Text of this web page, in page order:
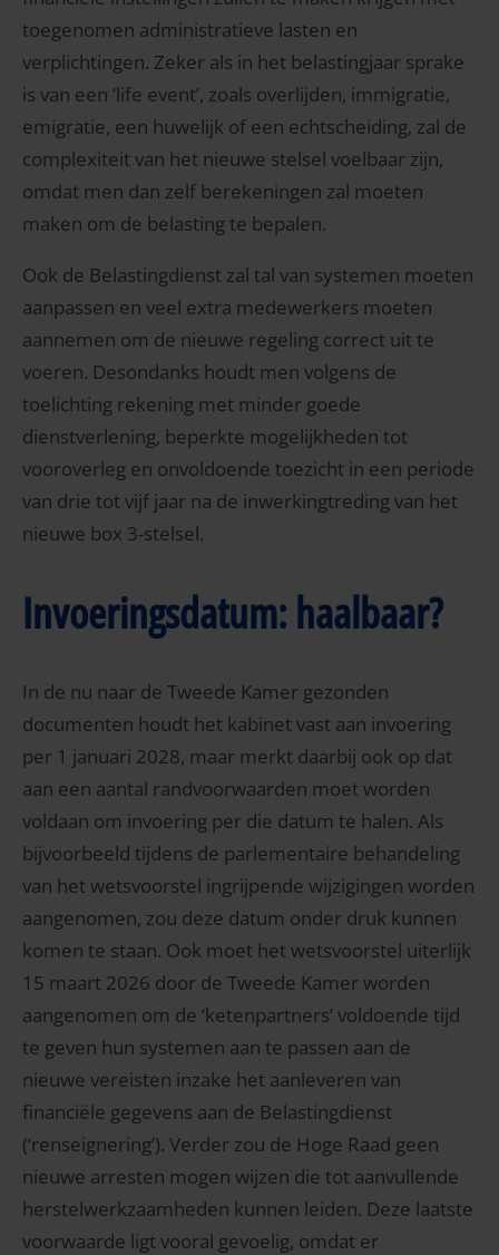
toegenomen administratieve lasten en
verplichtingen. Zeker als in het belastingjaar sprake
is van een ‘life event’, zoals overlijden, immigratie,
emigratie, een huwelijk of een echtscheiding, zal de
complexiteit van het nieuwe stelsel voelbaar zijn,
omdat men dan zelf berekeningen zal moeten
maken om de belasting te bepalen.
Ook de Belastingdienst zal tal van systemen moeten
aanpassen en veel extra medewerkers moeten
aannemen om de nieuwe regeling correct uit te
voeren. Desondanks houdt men volgens de
toelichting rekening met minder goede
dienstverlening, beperkte mogelijkheden tot
vooroverleg en onvoldoende toezicht in een periode
van drie tot vijf jaar na de inwerkingtreding van het
nieuwe box 3-stelsel.
Invoeringsdatum: haalbaar?
In de nu naar de Tweede Kamer gezonden
documenten houdt het kabinet vast aan invoering
per 1 januari 2028, maar merkt daarbij ook op dat
aan een aantal randvoorwaarden moet worden
voldaan om invoering per die datum te halen. Als
bijvoorbeeld tijdens de parlementaire behandeling
van het wetsvoorstel ingrijpende wijzigingen worden
aangenomen, zou deze datum onder druk kunnen
komen te staan. Ook moet het wetsvoorstel uiterlijk
15 maart 2026 door de Tweede Kamer worden
aangenomen om de ‘ketenpartners’ voldoende tijd
te geven hun systemen aan te passen aan de
nieuwe vereisten inzake het aanleveren van
financiële gegevens aan de Belastingdienst
(‘renseignering’). Verder zou de Hoge Raad geen
nieuwe arresten mogen wijzen die tot aanvullende
herstelwerkzaamheden kunnen leiden. Deze laatste
voorwaarde ligt vooral gevoelig, omdat er